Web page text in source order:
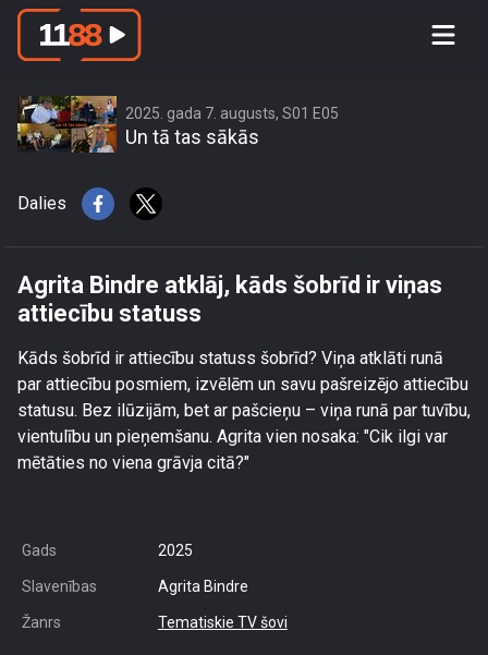
Agrita Bindre atklāj, kāds šobrīd ir
2025. gada 7. augusts, S01 E05
Un tā tas sākās
Dalies
Agrita Bindre atklāj, kāds šobrīd ir viņas
attiecību statuss
Kāds šobrīd ir attiecību statuss šobrīd? Viņa atklāti runā
par attiecību posmiem, izvēlēm un savu pašreizējo attiecību
statusu. Bez ilūzijām, bet ar pašcieņu – viņa runā par tuvību,
vientulību un pieņemšanu. Agrita vien nosaka: "Cik ilgi var
mētāties no viena grāvja citā?"
Gads 2025
Slavenības Agrita Bindre
Žanrs Tematiskie TV šovi